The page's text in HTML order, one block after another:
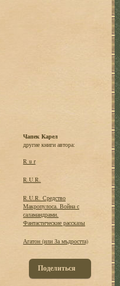
Чапек Карел
другие книги автора:
R u r
R.U.R.
R.U.R. Средство
Макропулоса. Война с
саламандрами.
Фантастические рассказы
Агатон (или За мъдростта)
Поделиться